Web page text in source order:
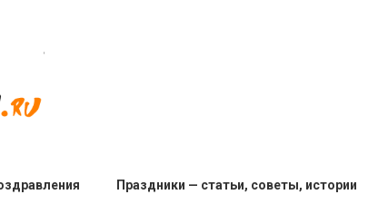
Праздники — статьи, советы, истории